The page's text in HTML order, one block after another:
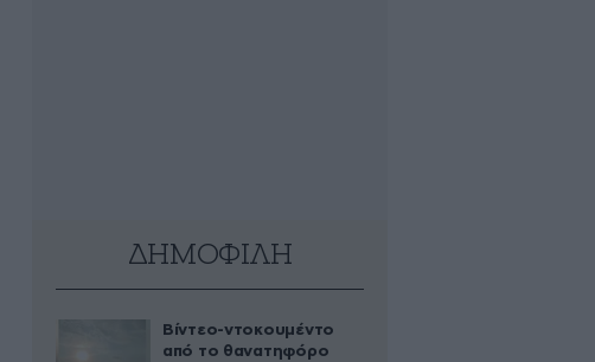
ΔΗΜΟΦΙΛΗ
Βίντεο-ντοκουμέντο
από το θανατηφόρο